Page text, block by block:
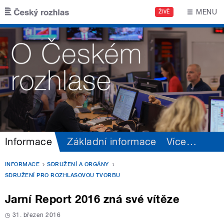
Přejít k hlavnímu obsahu
ŽIVĚ MENU
Informace Základní informace Více…
INFORMACE
SDRUŽENÍ A ORGÁNY
SDRUŽENÍ PRO ROZHLASOVOU TVORBU
Jarní Report 2016 zná své vítěze
31. březen 2016